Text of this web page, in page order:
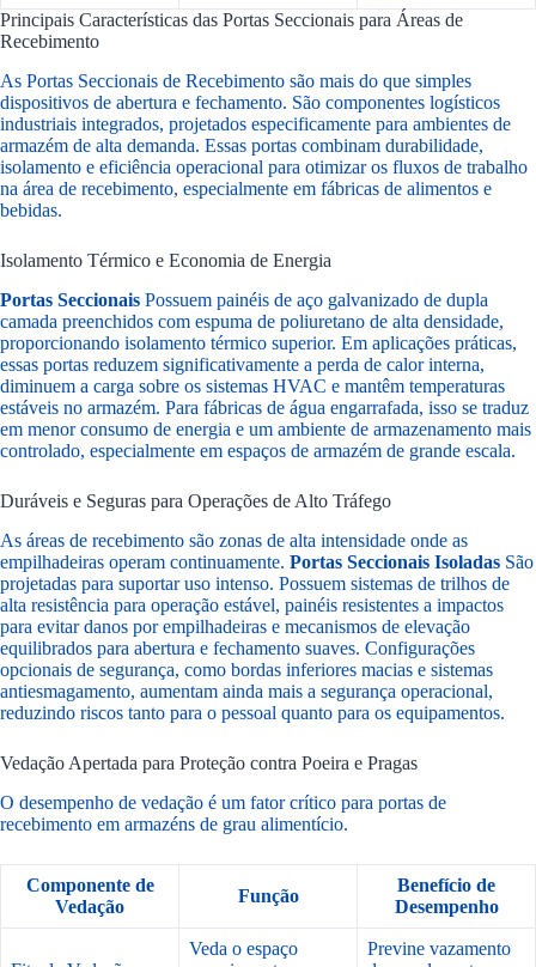
Principais Características das Portas Seccionais para Áreas de
Recebimento
As Portas Seccionais de Recebimento são mais do que simples
dispositivos de abertura e fechamento. São componentes logísticos
industriais integrados, projetados especificamente para ambientes de
armazém de alta demanda. Essas portas combinam durabilidade,
isolamento e eficiência operacional para otimizar os fluxos de trabalho
na área de recebimento, especialmente em fábricas de alimentos e
bebidas.
Isolamento Térmico e Economia de Energia
Portas Seccionais Possuem painéis de aço galvanizado de dupla
camada preenchidos com espuma de poliuretano de alta densidade,
proporcionando isolamento térmico superior. Em aplicações práticas,
essas portas reduzem significativamente a perda de calor interna,
diminuem a carga sobre os sistemas HVAC e mantêm temperaturas
estáveis no armazém. Para fábricas de água engarrafada, isso se traduz
em menor consumo de energia e um ambiente de armazenamento mais
controlado, especialmente em espaços de armazém de grande escala.
Duráveis e Seguras para Operações de Alto Tráfego
As áreas de recebimento são zonas de alta intensidade onde as
empilhadeiras operam continuamente. Portas Seccionais Isoladas São
projetadas para suportar uso intenso. Possuem sistemas de trilhos de
alta resistência para operação estável, painéis resistentes a impactos
para evitar danos por empilhadeiras e mecanismos de elevação
equilibrados para abertura e fechamento suaves. Configurações
opcionais de segurança, como bordas inferiores macias e sistemas
antiesmagamento, aumentam ainda mais a segurança operacional,
reduzindo riscos tanto para o pessoal quanto para os equipamentos.
Vedação Apertada para Proteção contra Poeira e Pragas
O desempenho de vedação é um fator crítico para portas de
recebimento em armazéns de grau alimentício.
Componente de
Vedação
Função
Benefício de
Desempenho
Veda o espaço
Previne vazamento